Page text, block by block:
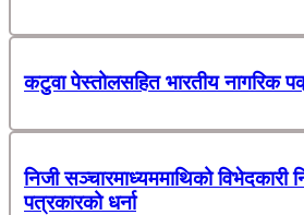
कटुवा पेस्तोलसहित भारतीय नागरिक
निजी सञ्चारमाध्यममाथिको विभेदकारी
पत्रकारको धर्ना